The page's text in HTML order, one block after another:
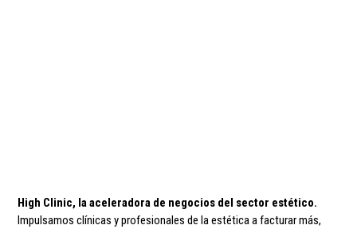
High Clinic, la aceleradora de negocios del sector estético.
Impulsamos clínicas y profesionales de la estética a facturar más,